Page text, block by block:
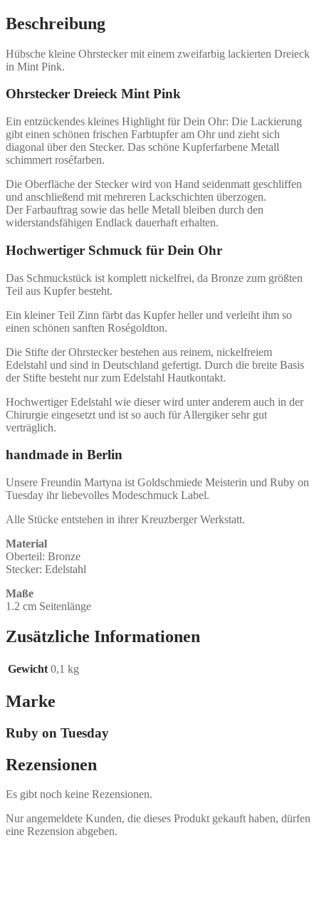
Beschreibung
Hübsche kleine Ohrstecker mit einem zweifarbig lackierten Dreieck
in Mint Pink.
Ohrstecker Dreieck Mint Pink
Ein entzückendes kleines Highlight für Dein Ohr: Die Lackierung
gibt einen schönen frischen Farbtupfer am Ohr und zieht sich
diagonal über den Stecker. Das schöne Kupferfarbene Metall
schimmert roséfarben.
Die Oberfläche der Stecker wird von Hand seidenmatt geschliffen
und anschließend mit mehreren Lackschichten überzogen.
Der Farbauftrag sowie das helle Metall bleiben durch den
widerstandsfähigen Endlack dauerhaft erhalten.
Hochwertiger Schmuck für Dein Ohr
Das Schmuckstück ist komplett nickelfrei, da Bronze zum größten
Teil aus Kupfer besteht.
Ein kleiner Teil Zinn färbt das Kupfer heller und verleiht ihm so
einen schönen sanften Roségoldton.
Die Stifte der Ohrstecker bestehen aus reinem, nickelfreiem
Edelstahl und sind in Deutschland gefertigt. Durch die breite Basis
der Stifte besteht nur zum Edelstahl Hautkontakt.
Hochwertiger Edelstahl wie dieser wird unter anderem auch in der
Chirurgie eingesetzt und ist so auch für Allergiker sehr gut
verträglich.
handmade in Berlin
Unsere Freundin Martyna ist Goldschmiede Meisterin und Ruby on
Tuesday ihr liebevolles Modeschmuck Label.
Alle Stücke entstehen in ihrer Kreuzberger Werkstatt.
Material
Oberteil: Bronze
Stecker: Edelstahl
Maße
1.2 cm Seitenlänge
Zusätzliche Informationen
Gewicht 0,1 kg
Marke
Ruby on Tuesday
Rezensionen
Es gibt noch keine Rezensionen.
Nur angemeldete Kunden, die dieses Produkt gekauft haben, dürfen
eine Rezension abgeben.